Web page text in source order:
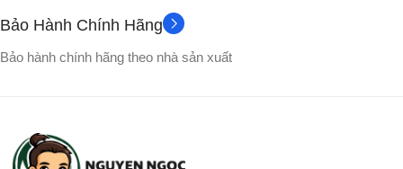
Bảo Hành Chính Hãng
Bảo hành chính hãng theo nhà sản xuất